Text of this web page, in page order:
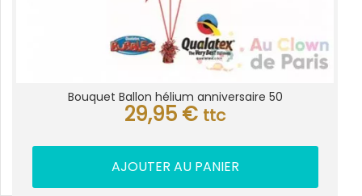
Bouquet Ballon hélium anniversaire 50
29,95 € ttc
AJOUTER AU PANIER